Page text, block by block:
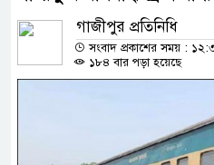
গাজীপুর প্রতিনিধি
সংবাদ প্রকাশের সময় :
১৮৪ বার পড়া হয়েছে